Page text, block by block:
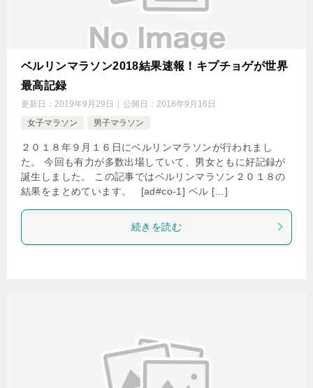
ベルリンマラソン2018結果速報！キプチョゲが世界
最高記録
更新日： 2019年9月29日 公開日： 2018年9月16日
女子マラソン
男子マラソン
２０１８年９月１６日にベルリンマラソンが行われまし
た。 今回も有力が多数出場していて、男女ともに好記録が
誕生しました。 この記事ではベルリンマラソン２０１８の
結果をまとめています。 [ad#co-1] ベル […]
続きを読む